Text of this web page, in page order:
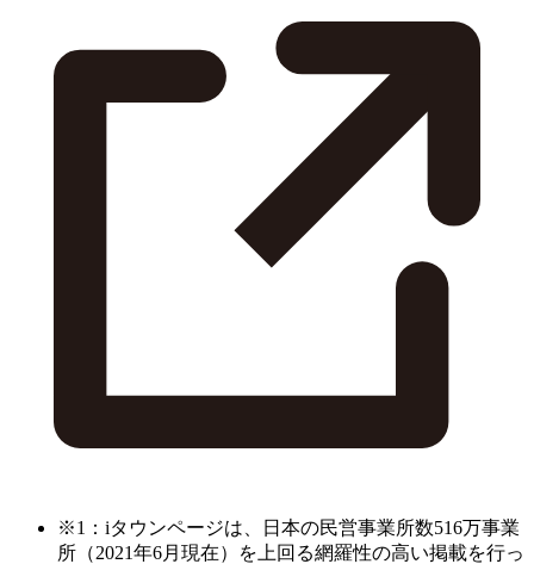
※1：iタウンページは、日本の民営事業所数516万事業
所（2021年6月現在）を上回る網羅性の高い掲載を行っ